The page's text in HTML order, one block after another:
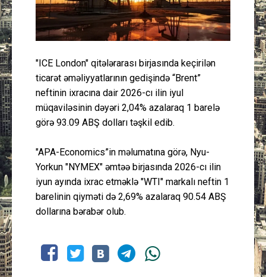
İdman
Layihə
Gündəm
Cəmiyyət
Peşə etikası
Əlaqə
"ICE London" qitələrarası birjasında keçirilən
ticarət əməliyyatlarının gedişində “Brent”
neftinin ixracına dair 2026-cı ilin iyul
müqaviləsinin dəyəri 2,04% azalaraq 1 barelə
görə 93.09 ABŞ dolları təşkil edib.
"APA-Economics”in məlumatına görə, Nyu-
Yorkun "NYMEX" əmtəə birjasında 2026-cı ilin
iyun ayında ixrac etməklə "WTI" markalı neftin 1
barelinin qiyməti də 2,69% azalaraq 90.54 ABŞ
dollarına bərabər olub.